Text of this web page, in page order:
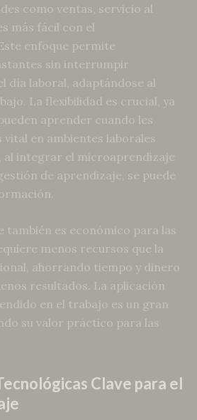
como ventas, servicio al
más fácil con el
enfoque permite
sin interrumpir
día laboral, adaptándose al
La flexibilidad es crucial, ya
aprender cuando les
vital en ambientes laborales
al integrar el microaprendizaje
de aprendizaje, se puede
también es económico para las
menos recursos que la
ahorrando tiempo y dinero
resultados. La aplicación
en el trabajo es un gran
su valor práctico para las
Clave para el